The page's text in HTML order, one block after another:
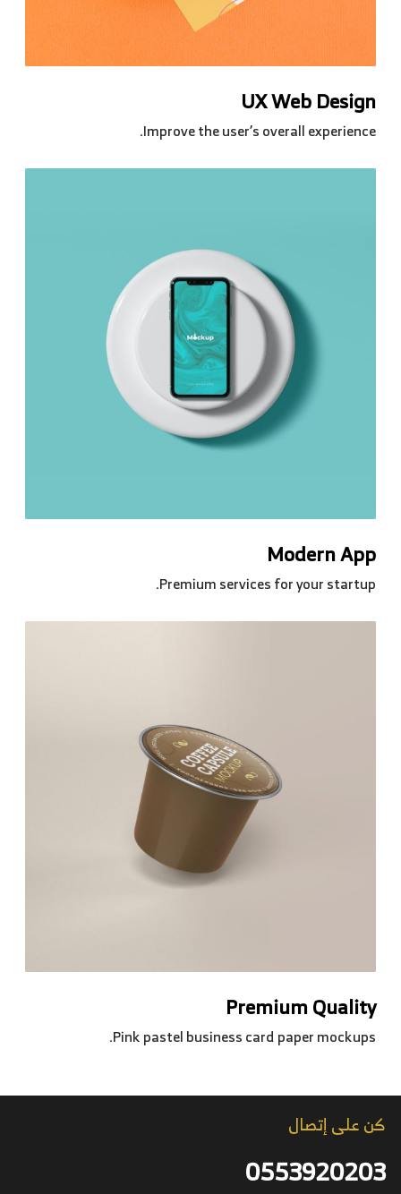
UX Web Design
Improve the user’s overall experience.
Modern App
Premium services for your startup.
Premium Quality
Pink pastel business card paper mockups.
كن على إتصال
0553920203